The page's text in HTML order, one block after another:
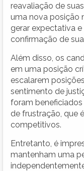
reavaliação de
uma nova posição
gerar expectativa
confirmação de
Além disso, os
em uma posição
escalarem
sentimento de
foram
de frustração, que
competitivos.
Entretanto, é
mantenham uma